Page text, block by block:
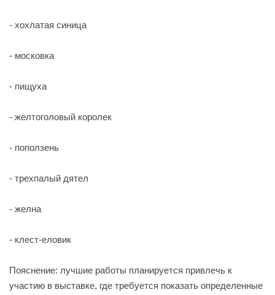
- хохлатая синица
- московка
- пищуха
- желтоголовый королек
- поползень
- трехпалый дятел
- желна
- клест-еловик
Пояснение: лучшие работы планируется привлечь к
участию в выставке, где требуется показать определенные